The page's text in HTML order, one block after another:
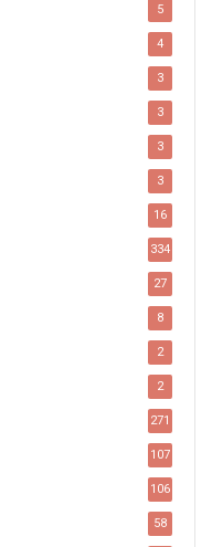
5
4
3
3
3
3
16
334
27
8
2
2
271
107
106
58